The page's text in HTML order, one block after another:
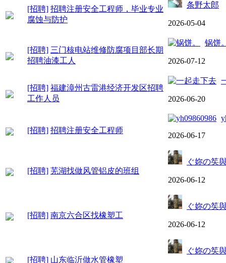
[招聘] 招聘注册安全工程师，毕业专业
腐蚀与防护
条野太郎
2026-05-04
[招聘] 三门核电站维修防腐项目部长期
招聘油漆工人
锅饼
2026-07-12
[招聘] 福建漳州古雷港经济开发区招聘
工作人员
2026-06-20
[招聘] 招聘注册安全工程师
2026-06-17
[招聘] 芜湖找做风管铝皮的班组
ぐ妳の笶
2026-06-12
[招聘] 南京六合区找橡塑工
ぐ妳の笶
2026-06-12
[招聘] 山东临沂做水管橡塑
ぐ妳の笶